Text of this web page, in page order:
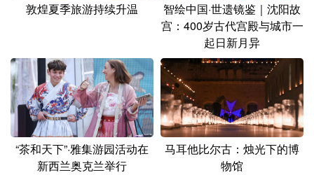
敦煌夏季旅游持续升温
智绘中国·世遗镜鉴｜沈阳故
宫：400岁古代宫殿与城市一
起日新月异
“茶和天下”·雅集游园活动在
新西兰奥克兰举行
马耳他比尔古：烛光下的博
物馆